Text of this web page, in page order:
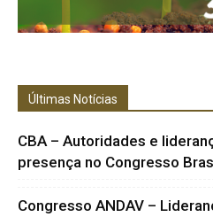
Últimas Notícias
CBA – Autoridades e
presença no Congresso
Congresso ANDAV –